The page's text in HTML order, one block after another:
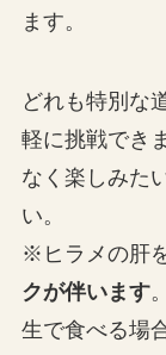
ます。
どれも特別な
軽に挑戦でき
なく楽しみた
い。
※ヒラメの肝
クが伴います。
生で食べる場